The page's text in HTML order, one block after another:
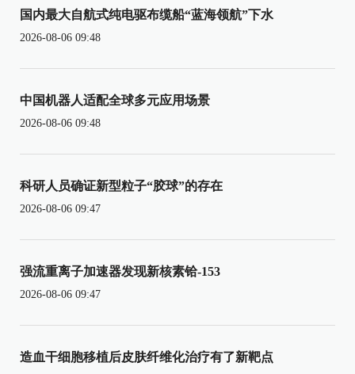
国内最大自航式纯电驱布缆船“蓝海领航”下水
2026-08-06 09:48
中国机器人适配全球多元应用场景
2026-08-06 09:48
科研人员确证新型粒子“胶球”的存在
2026-08-06 09:47
强流重离子加速器发现新核素铪-153
2026-08-06 09:47
造血干细胞移植后皮肤纤维化治疗有了新靶点